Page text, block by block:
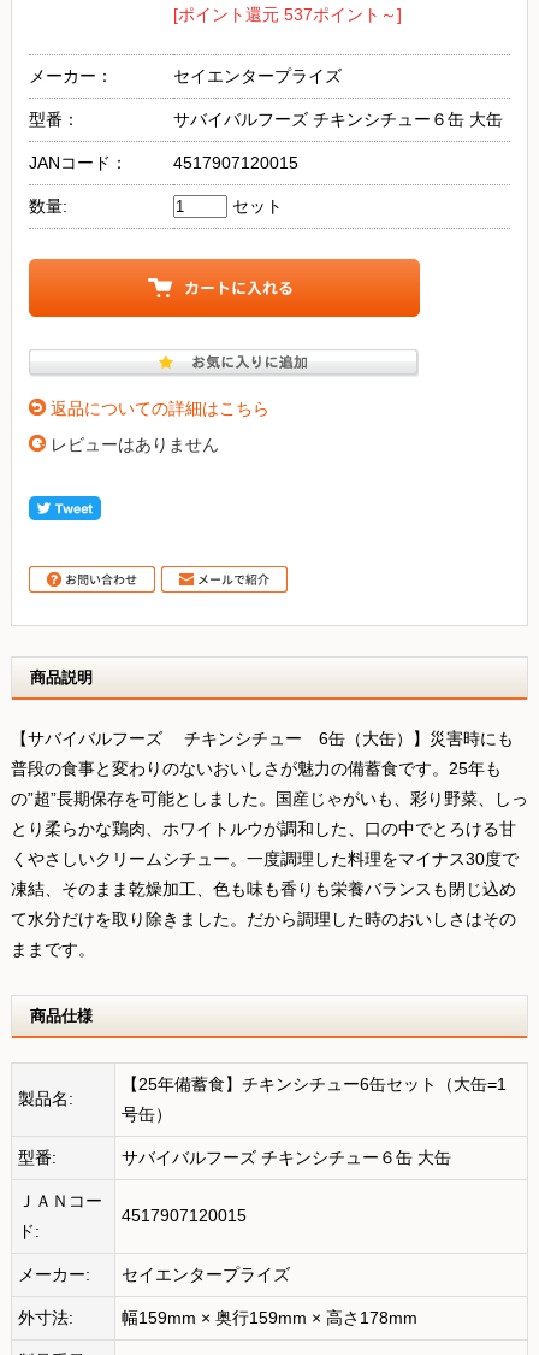
[ポイント還元 537ポイント～]
メーカー： セイエンタープライズ
型番： サバイバルフーズ チキンシチュー６缶 大缶
JANコード： 4517907120015
数量: セット
返品についての詳細はこちら
レビューはありません
商品説明
【サバイバルフーズ チキンシチュー 6缶（大缶）】災害時にも
普段の食事と変わりのないおいしさが魅力の備蓄食です。25年も
の”超”長期保存を可能としました。国産じゃがいも、彩り野菜、しっ
とり柔らかな鶏肉、ホワイトルウが調和した、口の中でとろける甘
くやさしいクリームシチュー。一度調理した料理をマイナス30度で
凍結、そのまま乾燥加工、色も味も香りも栄養バランスも閉じ込め
て水分だけを取り除きました。だから調理した時のおいしさはその
ままです。
商品仕様
製品名:
【25年備蓄食】チキンシチュー6缶セット（大缶=1
号缶）
型番: サバイバルフーズ チキンシチュー６缶 大缶
ＪＡＮコー
ド:
4517907120015
メーカー: セイエンタープライズ
外寸法: 幅159mm × 奥行159mm × 高さ178mm